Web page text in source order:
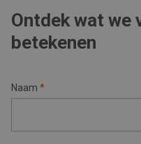
Ontdek wat we
betekenen
Naam *